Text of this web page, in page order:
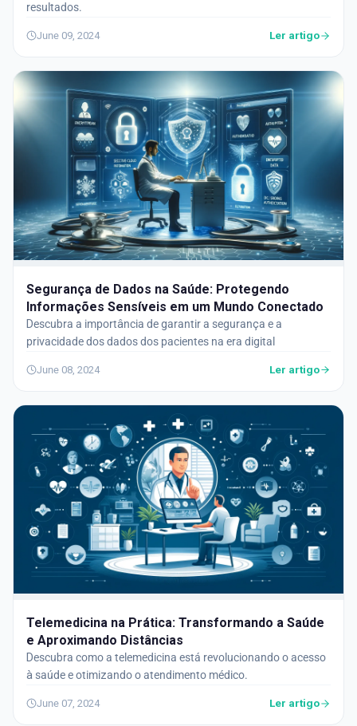
resultados.
June 09, 2024 Ler artigo
Segurança de Dados na Saúde: Protegendo
Informações Sensíveis em um Mundo Conectado
Descubra a importância de garantir a segurança e a
privacidade dos dados dos pacientes na era digital
June 08, 2024 Ler artigo
Telemedicina na Prática: Transformando a Saúde
e Aproximando Distâncias
Descubra como a telemedicina está revolucionando o acesso
à saúde e otimizando o atendimento médico.
June 07, 2024 Ler artigo